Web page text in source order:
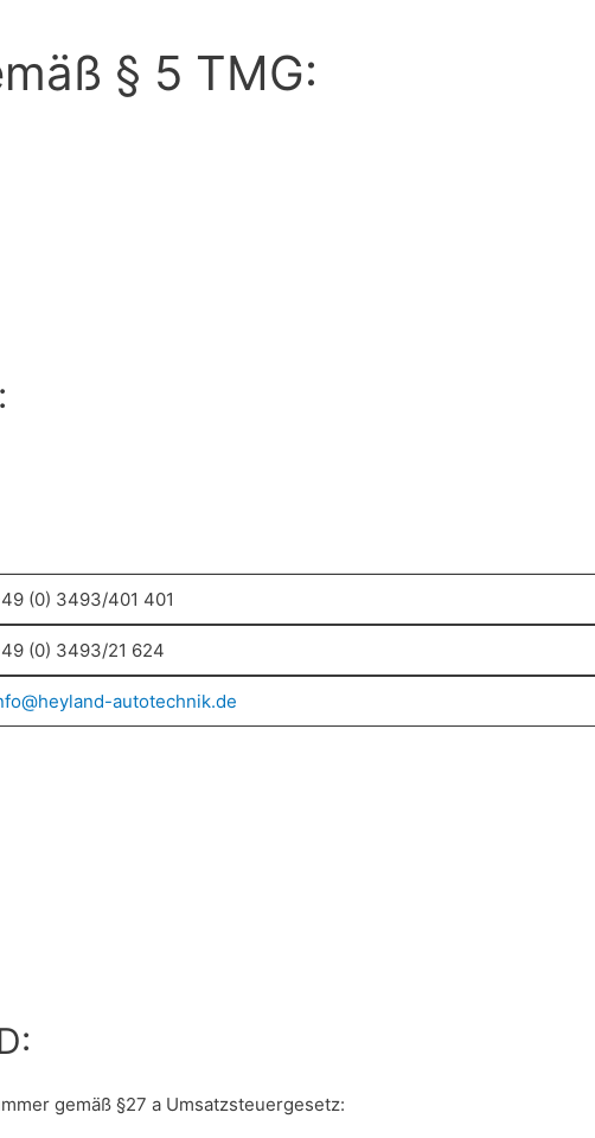
§ 5 TMG:
(0) 3493/401 401
(0) 3493/21 624
autotechnik.de
gemäß §27 a Umsatzsteuergesetz: